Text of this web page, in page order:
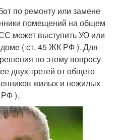
по ремонту или замене
помещений на общем
может выступить УО или
( ст. 45 ЖК РФ ). Для
по этому вопросу
двух третей от общего
жилых и нежилых
).